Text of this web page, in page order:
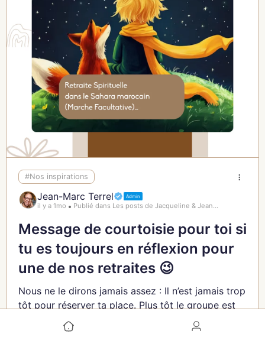
#Nos inspirations
Jean-Marc Terrel Admin
il y a 1mo Publié dans Les posts de Jacqueline & Jean...
Message de courtoisie pour toi si
tu es toujours en réflexion pour
une de nos retraites 😉
Nous ne le dirons jamais assez : Il n’est jamais trop
tôt pour réserver ta place. Plus tôt le groupe est
constitué et meilleurs sont les tarifs des vols pour
toi et pour tout le groupe.